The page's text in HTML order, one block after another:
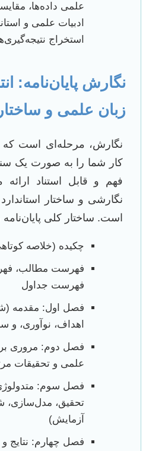
علمی داده‌ها،
ادبیات علمی و
استخراج
نگارش پایان‌نامه:
زبان علمی و
نگارش، مرحله‌ای است که
کار شما را به صورت یک
فهم و قابل استناد
نگارشی و ساختار استاندارد
است. ساختار کلی
چکیده (خلاصه
فهرست مطالب،
فهرست جداول
فصل اول: مقدمه
اهداف، نوآوری، و
فصل دوم: مروری بر
علمی و تحقیقات
فصل سوم:
تحقیق، مدل‌سازی،
آزمایش)
فصل چهارم: نتایج و